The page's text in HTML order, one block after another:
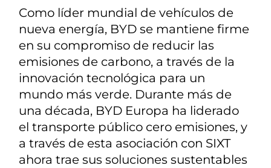
Como líder mundial de vehículos de
nueva energía, BYD se mantiene firme
en su compromiso de reducir las
emisiones de carbono, a través de la
innovación tecnológica para un
mundo más verde. Durante más de
una década, BYD Europa ha liderado
el transporte público cero emisiones, y
a través de esta asociación con SIXT
ahora trae sus soluciones sustentables